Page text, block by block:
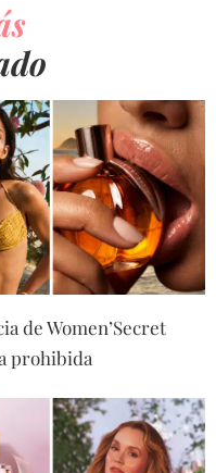
de Women’Secret
prohibida